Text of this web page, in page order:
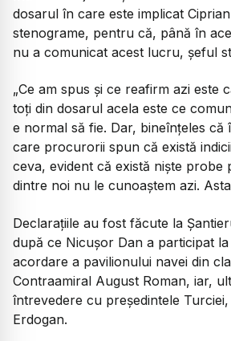
dosarul în care este implicat
stenograme, pentru că, până în
nu a comunicat acest lucru, şeful
„Ce am spus şi ce reafirm azi este
toţi din dosarul acela este ce
e normal să fie. Dar, bineînţeles că
care procurorii spun că există
ceva, evident că există nişte probe
dintre noi nu le cunoaştem azi.
Declaraţiile au fost făcute la
după ce Nicuşor Dan a participat
acordare a pavilionului navei din
Contraamiral August Roman, iar,
întrevedere cu preşedintele
Erdogan.